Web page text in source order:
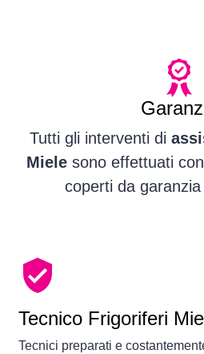
Tutti gli interventi di
Miele sono effettuati
coperti da
Tecnico Frigoriferi
Tecnici preparati e